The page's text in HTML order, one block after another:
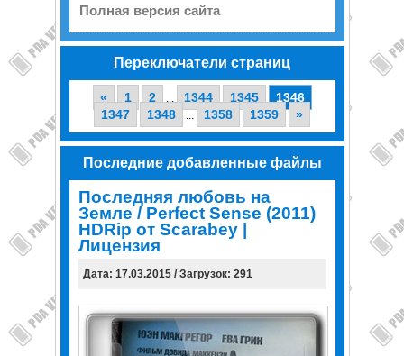
Полная версия сайта
Переключатели страниц
« 1 2 ... 1344 1345
1346
1347
1348 ... 1358 1359 »
Последние добавленные файлы
Последняя любовь на
Земле / Perfect Sense (2011)
HDRip от Scarabey |
Лицензия
Дата: 17.03.2015 / Загрузок: 291